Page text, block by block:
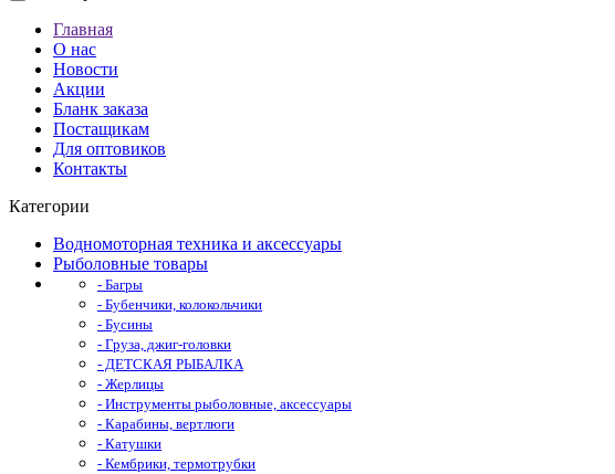
Главная
О нас
Новости
Акции
Бланк заказа
Постащикам
Для оптовиков
Контакты
Категории
Водномоторная техника и аксессуары
Рыболовные товары
- Багры
- Бубенчики, колокольчики
- Бусины
- Груза, джиг-головки
- ДЕТСКАЯ РЫБАЛКА
- Жерлицы
- Инструменты рыболовные, аксессуары
- Карабины, вертлюги
- Катушки
- Кембрики, термотрубки